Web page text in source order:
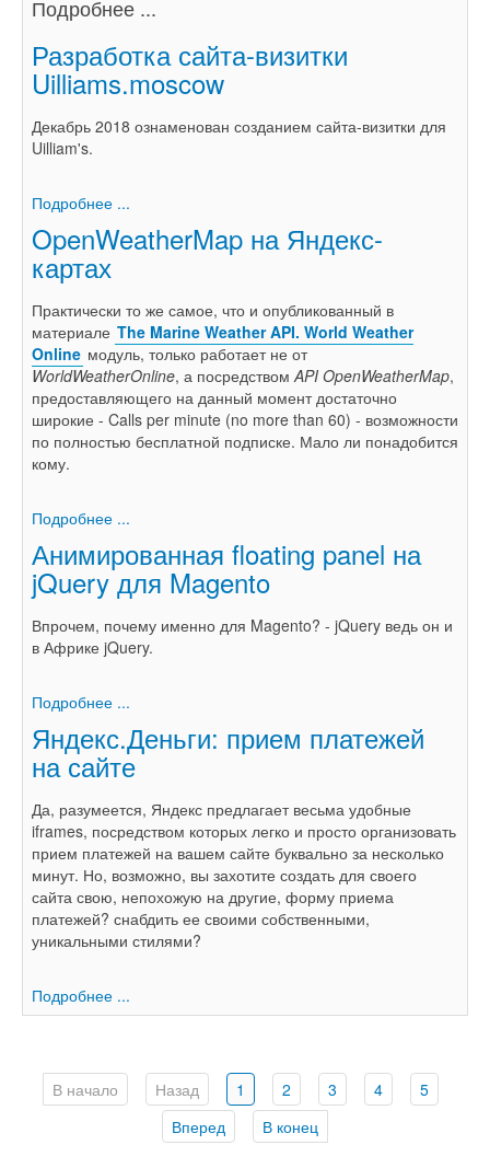
Подробнее ...
Разработка сайта-визитки
Uilliams.moscow
Декабрь 2018 ознаменован созданием сайта-визитки для
Uilliam's.
Подробнее ...
OpenWeatherMap на Яндекс-
картах
Практически то же самое, что и опубликованный в
материале The Marine Weather API. World Weather
Online модуль, только работает не от
WorldWeatherOnline, а посредствомAPI OpenWeatherMap,
предоставляющего на данный момент достаточно
широкие - Calls per minute (no more than 60) - возможности
по полностью бесплатной подписке. Мало ли понадобится
кому.
Подробнее ...
Анимированная floating panel на
jQuery для Magento
Впрочем, почему именно для Magento? - jQuery ведь он и
в Африке jQuery.
Подробнее ...
Яндекс.Деньги: прием платежей
на сайте
Да, разумеется, Яндекс предлагает весьма удобные
iframes, посредством которых легко и просто организовать
прием платежей на вашем сайте буквально за несколько
минут. Но, возможно, вы захотите создать для своего
сайта свою, непохожую на другие, форму приема
платежей? снабдить ее своими собственными,
уникальными стилями?
Подробнее ...
В начало Назад 1 2 3 4
5
Вперед
В конец